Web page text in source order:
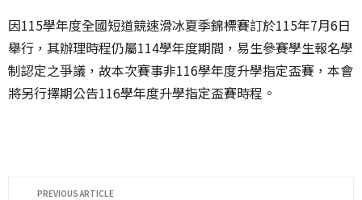
因115學年度全國短道競速滑冰夏季錦標賽訂於115年7月6日
舉行，其辦理時程仍屬114學年度期間，易生參賽學生報名學
制認定之爭議，故本次賽事非116學年度升學指定盃賽，本會
將另行擇期公告116學年度升學指定盃賽時程。
PREVIOUS ARTICLE